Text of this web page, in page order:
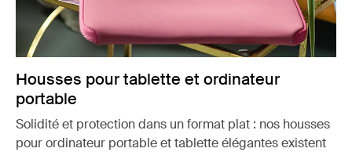
Housses pour tablette et ordinateur
portable
Solidité et protection dans un format plat : nos housses
pour ordinateur portable et tablette élégantes existent